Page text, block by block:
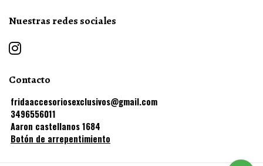
Nuestras redes sociales
Contacto
fridaaccesoriosexclusivos@gmail.com
3496556011
Aaron castellanos 1684
Botón de arrepentimiento